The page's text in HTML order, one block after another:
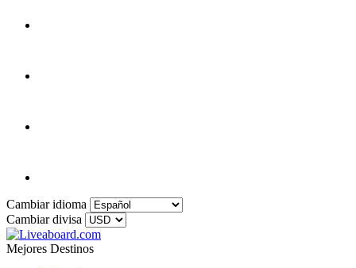
Cambiar idioma
Cambiar divisa
Mejores Destinos